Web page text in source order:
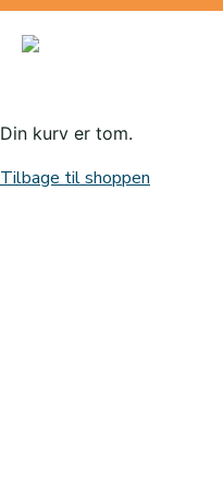
Din kurv er tom.
Tilbage til shoppen